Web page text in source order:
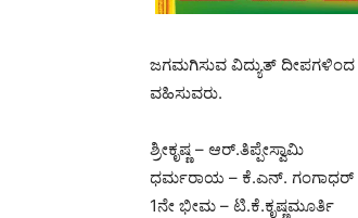
ಜಗಮಗಿಸುವ ವಿದ್ಯುತ್ ದೀಪಗಳಿಂದ
ವಹಿಸುವರು.
ಶ್ರೀಕೃಷ್ಣ – ಆರ್.ತಿಪ್ಪೇಸ್ವಾಮಿ
ಧರ್ಮರಾಯ – ಕೆ.ಎನ್. ಗಂಗಾಧರ್
1ನೇ ಭೀಮ – ಟಿ.ಕೆ.ಕೃಷ್ಣಮೂರ್ತಿ